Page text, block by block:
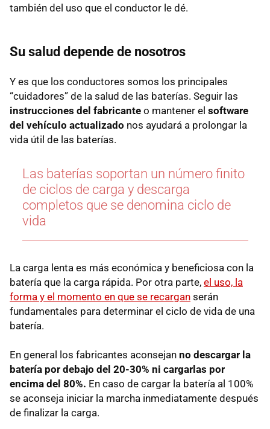
también del uso que el conductor le dé.
Su salud depende de nosotros
Y es que los conductores somos los principales
“cuidadores” de la salud de las baterías. Seguir las
instrucciones del fabricante o mantener el software
del vehículo actualizado nos ayudará a prolongar la
vida útil de las baterías.
Las baterías soportan un número finito
de ciclos de carga y descarga
completos que se denomina ciclo de
vida
La carga lenta es más económica y beneficiosa con la
batería que la carga rápida. Por otra parte, el uso, la
forma y el momento en que se recargan serán
fundamentales para determinar el ciclo de vida de una
batería.
En general los fabricantes aconsejan no descargar la
batería por debajo del 20-30% ni cargarlas por
encima del 80%. En caso de cargar la batería al 100%
se aconseja iniciar la marcha inmediatamente después
de finalizar la carga.